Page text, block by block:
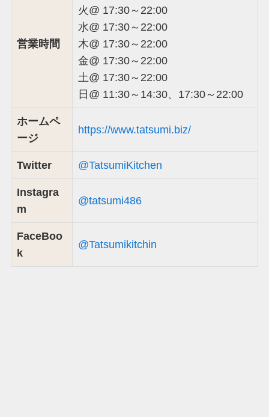
営業時間
火@ 17:30～22:00
水@ 17:30～22:00
木@ 17:30～22:00
金@ 17:30～22:00
土@ 17:30～22:00
日@ 11:30～14:30、17:30～22:00
ホームペ
ージ
https://www.tatsumi.biz/
Twitter @TatsumiKitchen
Instagra
m
@tatsumi486
FaceBoo
k
@Tatsumikitchin